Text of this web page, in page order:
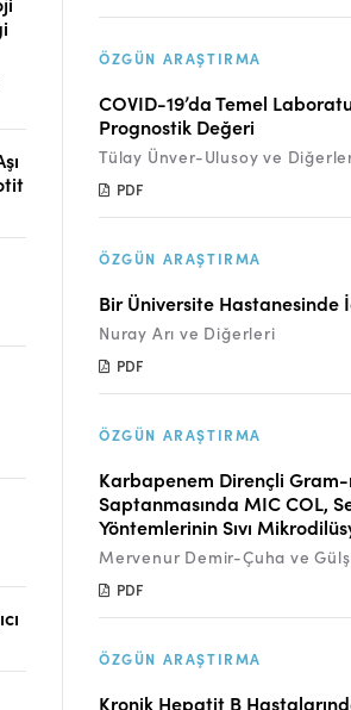
ÖZGÜN ARAŞTIRMA
COVID-19’da Temel
Prognostik Değeri
Tülay Ünver-Ulusoy ve
PDF
ÖZGÜN ARAŞTIRMA
Bir Üniversite Hastanesinde
Nuray Arı ve Diğerleri
PDF
ÖZGÜN ARAŞTIRMA
Karbapenem Dirençli Gram-
Saptanmasında MIC COL,
Yöntemlerinin Sıvı
Mervenur Demir-Çuha ve
PDF
ÖZGÜN ARAŞTIRMA
Kronik Hepatit B